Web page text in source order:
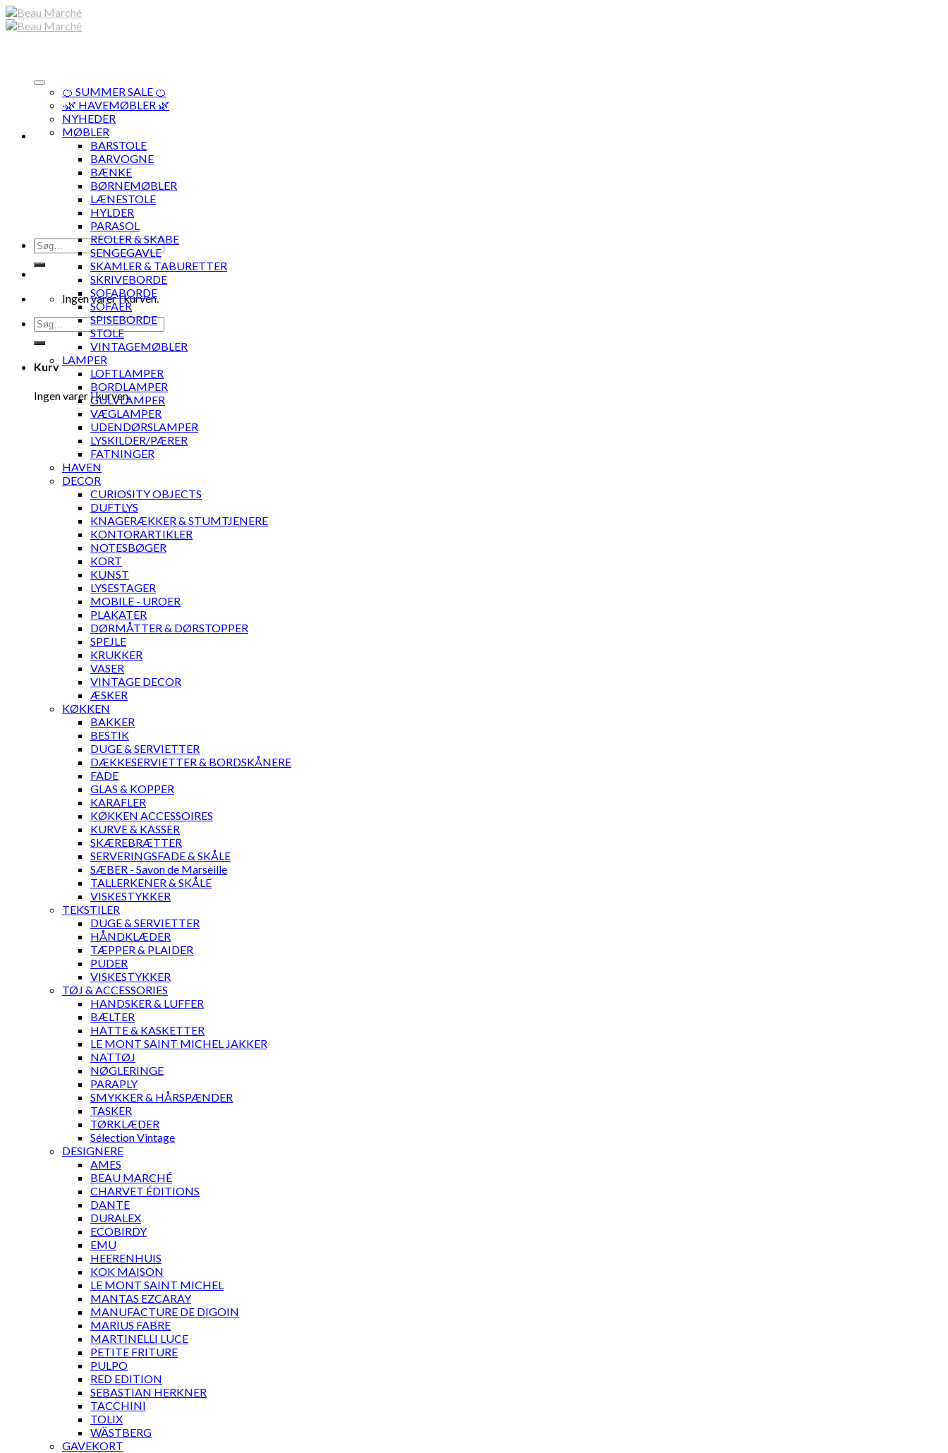
Skip
to
Søg
efter:
Ingen varer i kurven.
Søg
efter:
Kurv
Ingen varer i kurven.
🍊 SUMMER SALE 🍊
·🌿 HAVEMØBLER 🌿
NYHEDER
MØBLER
BARSTOLE
BARVOGNE
BÆNKE
BØRNEMØBLER
LÆNESTOLE
HYLDER
PARASOL
REOLER & SKABE
SENGEGAVLE
SKAMLER & TABURETTER
SKRIVEBORDE
SOFABORDE
SOFAER
SPISEBORDE
STOLE
VINTAGEMØBLER
LAMPER
LOFTLAMPER
BORDLAMPER
GULVLAMPER
VÆGLAMPER
UDENDØRSLAMPER
LYSKILDER/PÆRER
FATNINGER
HAVEN
DECOR
CURIOSITY OBJECTS
DUFTLYS
KNAGERÆKKER & STUMTJENERE
KONTORARTIKLER
NOTESBØGER
KORT
KUNST
LYSESTAGER
MOBILE - UROER
PLAKATER
DØRMÅTTER & DØRSTOPPER
SPEJLE
KRUKKER
VASER
VINTAGE DECOR
ÆSKER
KØKKEN
BAKKER
BESTIK
DUGE & SERVIETTER
DÆKKESERVIETTER & BORDSKÅNERE
FADE
GLAS & KOPPER
KARAFLER
KØKKEN ACCESSOIRES
KURVE & KASSER
SKÆREBRÆTTER
SERVERINGSFADE & SKÅLE
SÆBER - Savon de Marseille
TALLERKENER & SKÅLE
VISKESTYKKER
TEKSTILER
DUGE & SERVIETTER
HÅNDKLÆDER
TÆPPER & PLAIDER
PUDER
VISKESTYKKER
TØJ & ACCESSORIES
HANDSKER & LUFFER
BÆLTER
HATTE & KASKETTER
LE MONT SAINT MICHEL JAKKER
NATTØJ
NØGLERINGE
PARAPLY
SMYKKER & HÅRSPÆNDER
TASKER
TØRKLÆDER
Sélection Vintage
DESIGNERE
AMES
BEAU MARCHÉ
CHARVET ÉDITIONS
DANTE
DURALEX
ECOBIRDY
EMU
HEERENHUIS
KOK MAISON
LE MONT SAINT MICHEL
MANTAS EZCARAY
MANUFACTURE DE DIGOIN
MARIUS FABRE
MARTINELLI LUCE
PETITE FRITURE
PULPO
RED EDITION
SEBASTIAN HERKNER
TACCHINI
TOLIX
WÄSTBERG
GAVEKORT